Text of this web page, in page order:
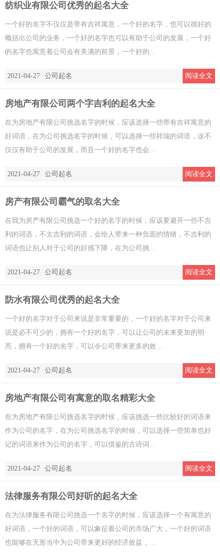
纺织业有限公司优秀的起名大全
一个好的名字不仅仅是带有吉祥寓意，一个好的名字，也可以很好的
概括出公司的业务，一个好的名字也可以有助于公司的发展，一个好
的名字也寓意着公司会有美满的前景，一个好的...
2021-04-27 公司起名 阅读全文
房地产有限公司两个字吉利的起名大全
在为房地产有限公司挑选名字的时候，应该选择一些带有吉祥寓意的
好词语，在为公司挑选名字的时候，可以选择一些祥瑞的词语，这不
仅仅有助于公司的发展，而且一个好的名字也会...
2021-04-27 公司起名 阅读全文
房产有限公司霸气的取名大全
在我为房产有限公司挑选一个好的名字的时候，应该要避开一些不吉
利的词语，不太吉利的词语，会给人带来一种负面的情绪，不吉利的
词语也让别人对于公司的好感下降，在为公司挑...
2021-04-27 公司起名 阅读全文
防水有限公司优秀的起名大全
一个好的名字对于公司来说是非常重要的，一个好的名字对于公司来
说是必不可少的，拥有一个好的名字，可以让公司的未来更加的明
亮，拥有一个好的名字，可以令公司带来更多的效...
2021-04-27 公司起名 阅读全文
房地产有限公司有寓意的取名精彩大全
在为房地产有限公司挑选名字的时候，应该挑选一些比较好的词语来
作为公司的名字，在为公司挑选名字的时候，可以选择一些简单也好
记的词语来作为公司的名字，可以借鉴的古诗词...
2021-04-27 公司起名 阅读全文
法律服务有限公司好听的起名大全
在为法律服务有限公司挑选一个名字的时候，应该选择一个有寓意的
好词语，一个好的词语，可以象征着公司的市场广大，一个好的词语
也能够在无形当中为公司带来更好的经济效益，...